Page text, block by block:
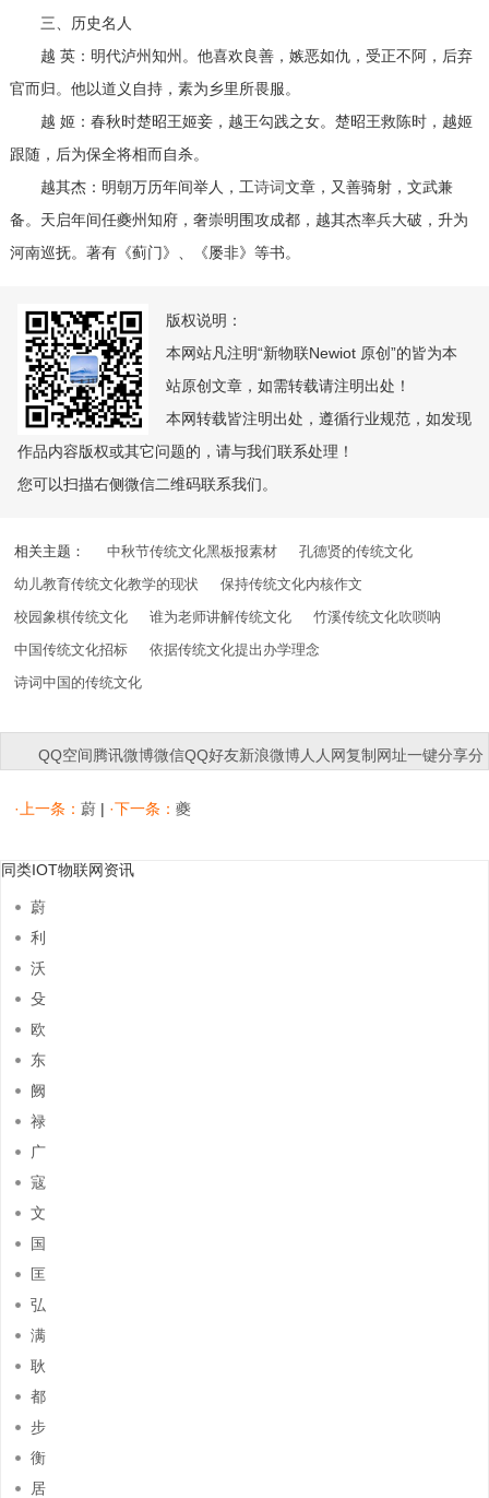
三、历史名人
越 英：明代泸州知州。他喜欢良善，嫉恶如仇，受正不阿，后弃
官而归。他以道义自持，素为乡里所畏服。
越 姬：春秋时楚昭王姬妾，越王勾践之女。楚昭王救陈时，越姬
跟随，后为保全将相而自杀。
越其杰：明朝万历年间举人，工诗词文章，又善骑射，文武兼
备。天启年间任夔州知府，奢崇明围攻成都，越其杰率兵大破，升为
河南巡抚。著有《蓟门》、《屡非》等书。
版权说明：
本网站凡注明“新物联Newiot 原创”的皆为本
站原创文章，如需转载请注明出处！
本网转载皆注明出处，遵循行业规范，如发现
作品内容版权或其它问题的，请与我们联系处理！
您可以扫描右侧微信二维码联系我们。
相关主题： 中秋节传统文化黑板报素材
孔德贤的传统文化
幼儿教育传统文化教学的现状
保持传统文化内核作文
校园象棋传统文化
谁为老师讲解传统文化
竹溪传统文化吹唢呐
中国传统文化招标
依据传统文化提出办学理念
诗词中国的传统文化
QQ空间腾讯微博微信QQ好友新浪微博人人网复制网址一键分享分
·上一条：蔚 | ·下一条：夔
同类IOT物联网资讯
蔚
利
沃
殳
欧
东
阙
禄
广
寇
文
国
匡
弘
满
耿
都
步
衡
居